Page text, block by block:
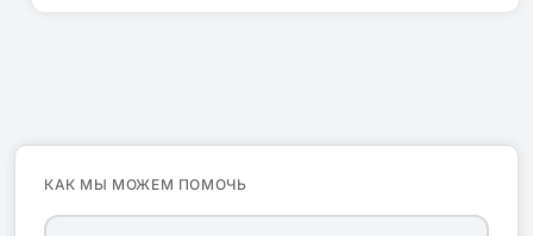
КАК МЫ МОЖЕМ ПОМОЧЬ